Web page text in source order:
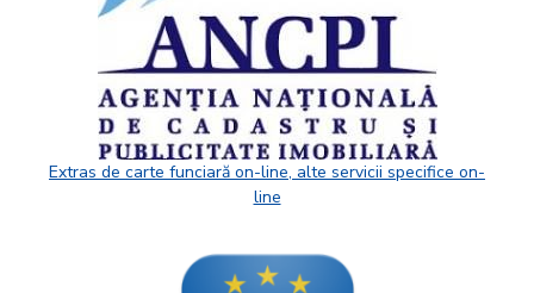
Extras de carte funciară on-line, alte servicii specifice on-
line